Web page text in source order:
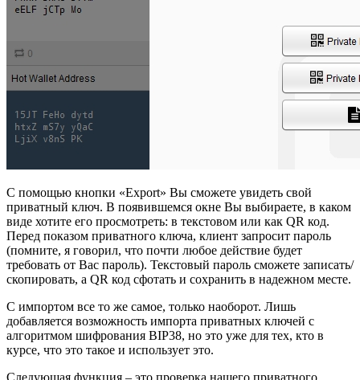
С помощью кнопки «Export» Вы сможете увидеть свой
приватный ключ. В появившемся окне Вы выбираете, в каком
виде хотите его просмотреть: в текстовом или как QR код.
Перед показом приватного ключа, клиент запросит пароль
(помните, я говорил, что почти любое действие будет
требовать от Вас пароль). Текстовый пароль сможете записать/
скопировать, а QR код сфотать и сохранить в надежном месте.
С импортом все то же самое, только наоборот. Лишь
добавляется возможность импорта приватных ключей с
алгоритмом шифрования BIP38, но это уже для тех, кто в
курсе, что это такое и использует это.
Следующая функция – это проверка нашего приватного